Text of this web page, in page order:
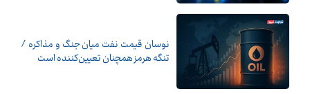
نوسان قیمت نفت میان جنگ و مذاکره /
تنگه هرمز همچنان تعیین‌کننده است